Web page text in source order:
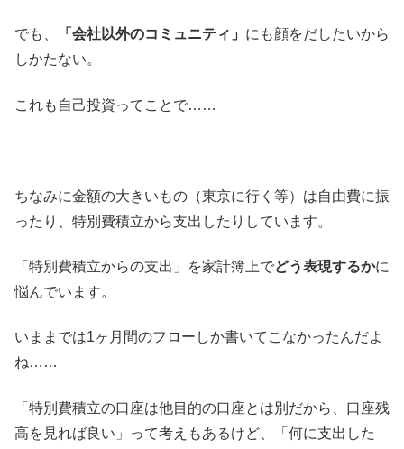
でも、 「会社以外のコミュニティ」 にも顔をだしたいから
しかたない。
これも自己投資ってことで……
ちなみに金額の大きいもの（東京に行く等）は自由費に振
ったり、特別費積立から支出したりしています。
「特別費積立からの支出」を家計簿上でどう表現するかに
悩んでいます。
いままでは1ヶ月間のフローしか書いてこなかったんだよ
ね……
「特別費積立の口座は他目的の口座とは別だから、口座残
高を見れば良い」って考えもあるけど、「何に支出した